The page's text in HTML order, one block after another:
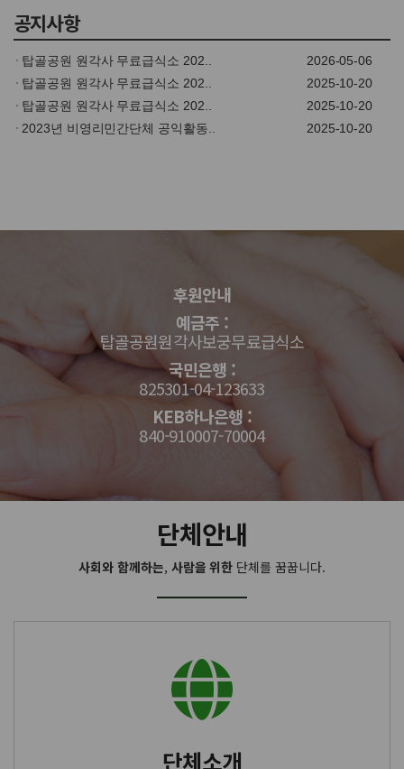
공지사항
탑골공원 원각사 무료급식소 202..
2026-05-06
탑골공원 원각사 무료급식소 202..
2025-10-20
탑골공원 원각사 무료급식소 202..
2025-10-20
2023년 비영리민간단체 공익활동..
2025-10-20
후원안내
예금주 :
탑골공원원각사보궁무료급식소
국민은행 :
825301-04-123633
KEB하나은행 :
840-910007-70004
단체안내
사회와 함께하는, 사람을 위한 단체를 꿈꿉니다.
단체소개